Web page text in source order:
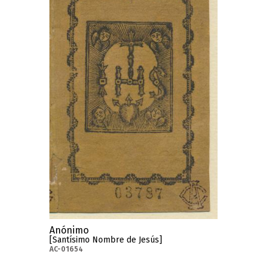
Anónimo
[Santísimo Nombre de Jesús]
AC-01654